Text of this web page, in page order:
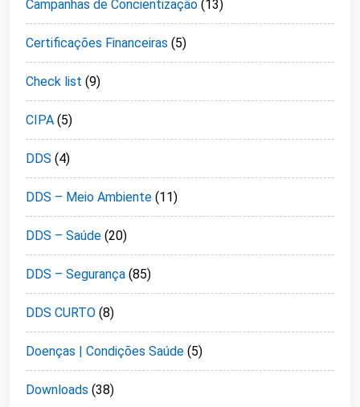
Campanhas de Concientização (13)
Certificações Financeiras (5)
Check list (9)
CIPA (5)
DDS (4)
DDS – Meio Ambiente (11)
DDS – Saúde (20)
DDS – Segurança (85)
DDS CURTO (8)
Doenças | Condições Saúde (5)
Downloads (38)